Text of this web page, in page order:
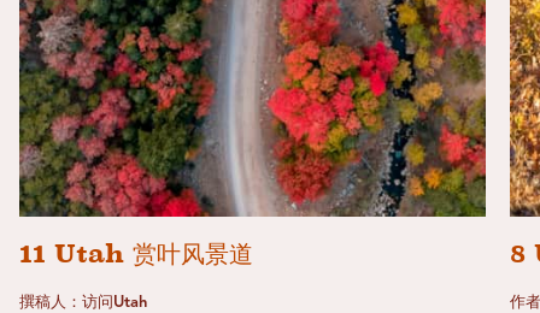
11 Utah 赏叶风景道
撰稿人：访问Utah
8
作